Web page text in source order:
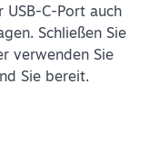
C-Port auch
Schließen Sie
verwenden Sie
Sie bereit.